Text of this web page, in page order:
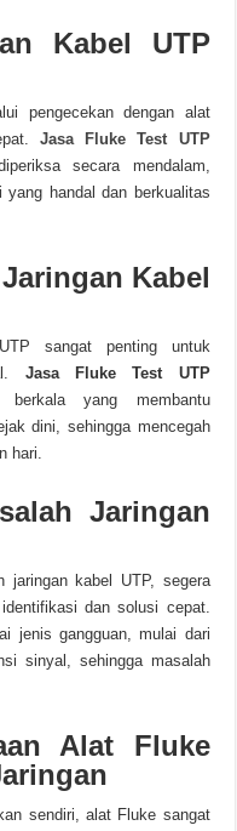
Kabel UTP
pengecekan dengan alat
Jasa Fluke Test UTP
secara mendalam,
handal dan berkualitas
Kabel
sangat penting untuk
Jasa Fluke Test UTP
berkala yang membantu
dini, sehingga mencegah
hari.
Jaringan
jaringan kabel UTP, segera
dan solusi cepat.
jenis gangguan, mulai dari
sinyal, sehingga masalah
Alat Fluke
sendiri, alat Fluke sangat